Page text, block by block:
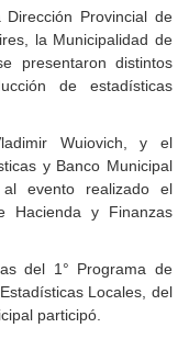
Provincial de
la Municipalidad de
presentaron distintos
de estadísticas
Wuiovich, y el
y Banco Municipal
evento realizado el
Hacienda y Finanzas
del 1° Programa de
Locales, del
participó.